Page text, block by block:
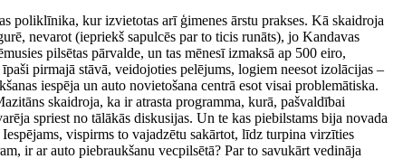
poliklīnika, kur izvietotas arī ģimenes ārstu prakses. Kā skaidroja
nevarot (iepriekš sapulcēs par to ticis runāts), jo Kandavas
pilsētas pārvalde, un tas mēnesī izmaksā ap 500 eiro,
pirmajā stāvā, veidojoties pelējums, logiem neesot izolācijas –
iespēja un auto novietošana centrā esot visai problemātiska.
skaidroja, ka ir atrasta programma, kurā, pašvaldībai
spriest no tālākās diskusijas. Un te kas piebilstams bija novada
vispirms to vajadzētu sakārtot, līdz turpina virzīties
ir ar auto piebraukšanu vecpilsētā? Par to savukārt vedināja